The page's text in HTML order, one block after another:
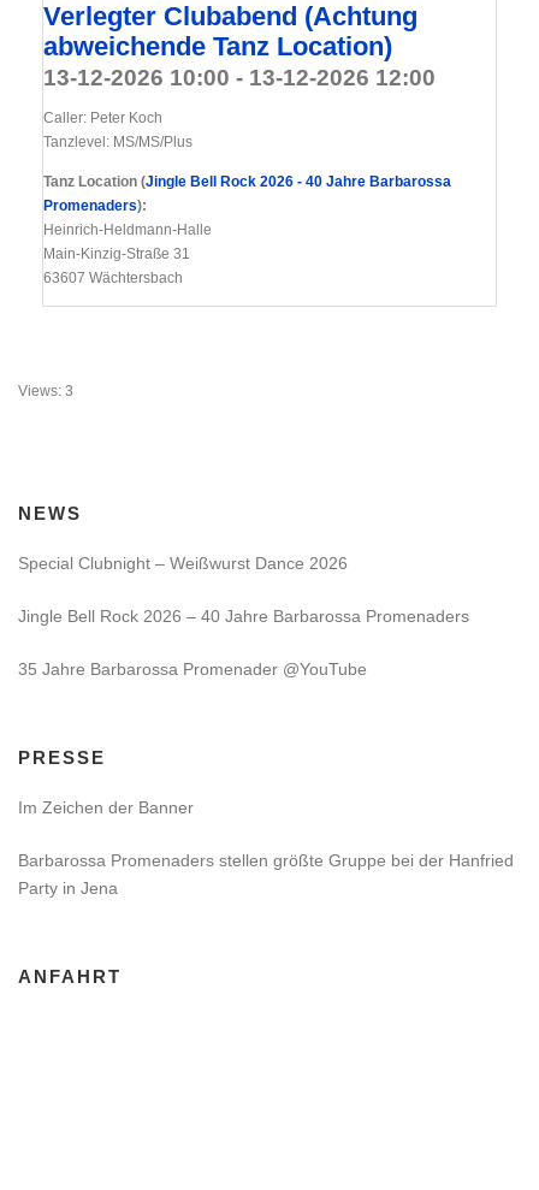
Verlegter Clubabend (Achtung
abweichende Tanz Location)
13-12-2026 10:00 - 13-12-2026 12:00
Caller: Peter Koch
Tanzlevel: MS/MS/Plus
Tanz Location (Jingle Bell Rock 2026 - 40 Jahre Barbarossa
Promenaders):
Heinrich-Heldmann-Halle
Main-Kinzig-Straße 31
63607 Wächtersbach
Views: 3
NEWS
Special Clubnight – Weißwurst Dance 2026
Jingle Bell Rock 2026 – 40 Jahre Barbarossa Promenaders
35 Jahre Barbarossa Promenader @YouTube
PRESSE
Im Zeichen der Banner
Barbarossa Promenaders stellen größte Gruppe bei der Hanfried
Party in Jena
ANFAHRT